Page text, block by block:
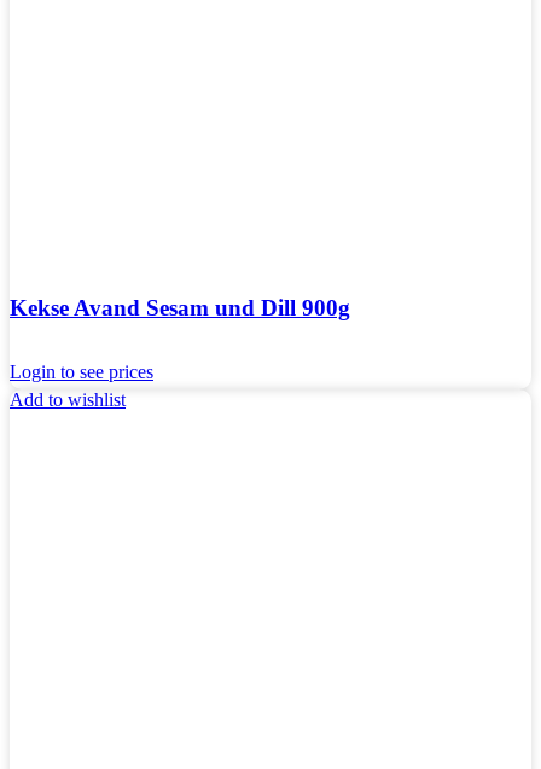
Kekse Avand Sesam und Dill 900g
Login to see prices
Add to wishlist